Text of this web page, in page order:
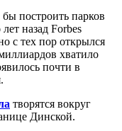
построить парков
назад Forbes
с тех пор открылся
хватило
почти в
творятся вокруг
Динской.